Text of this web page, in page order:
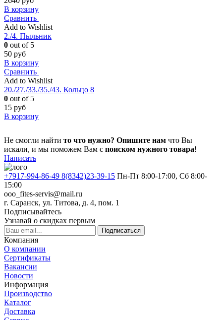
В корзину
Сравнить
Add to Wishlist
2./4. Пыльник
0 out of 5
50 руб
В корзину
Сравнить
Add to Wishlist
20./27./33./35./43. Кольцо 8
0 out of 5
15 руб
В корзину
Не смогли найти то что нужно? Опишите нам что Вы
искали, и мы поможем Вам с поиском нужного товара!
Написать
+7917-994-86-49 8(8342)23-39-15 Пн-Пт 8:00-17:00, Сб 8:00-
15:00
ooo_fites-servis@mail.ru
г. Саранск, ул. Титова, д. 4, пом. 1
Подписывайтесь
Узнавай о скидках первым
Подписаться
Компания
О компании
Сертификаты
Вакансии
Новости
Информация
Производство
Каталог
Доставка